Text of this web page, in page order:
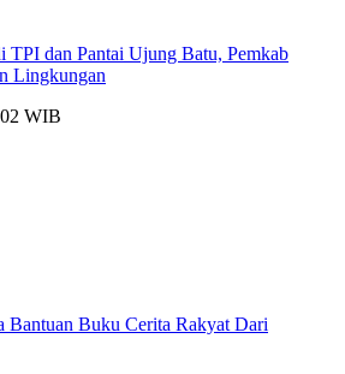
TPI dan Pantai Ujung Batu, Pemkab
Lingkungan
WIB
Bantuan Buku Cerita Rakyat Dari